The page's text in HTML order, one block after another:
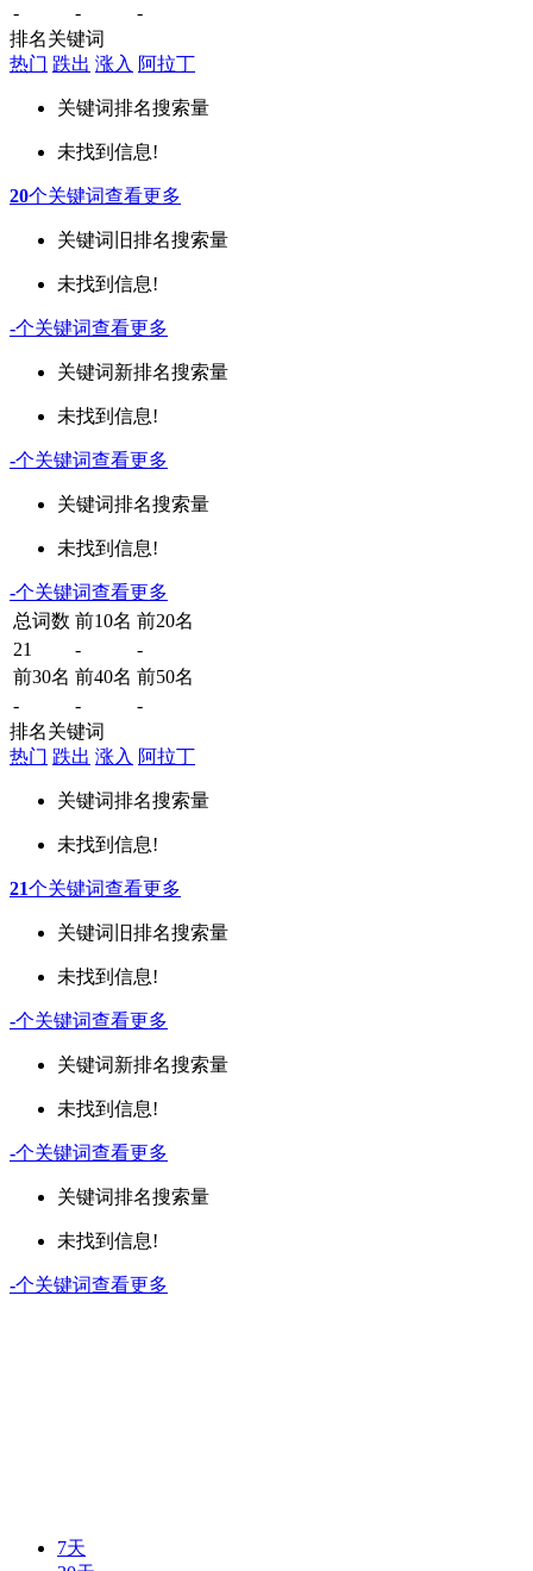
-
-
-
排名关键词
热门 跌出 涨入 阿拉丁
关键词排名搜索量
未找到信息!
20个关键词查看更多
关键词 旧排名搜索量
未找到信息!
-个关键词查看更多
关键词新排名搜索量
未找到信息!
-个关键词查看更多
关键词排名搜索量
未找到信息!
-个关键词查看更多
总词数 前10名 前20名
21
-
-
前30名 前40名 前50名
-
-
-
排名关键词
热门 跌出 涨入 阿拉丁
关键词排名搜索量
未找到信息!
21个关键词查看更多
关键词 旧排名搜索量
未找到信息!
-个关键词查看更多
关键词新排名搜索量
未找到信息!
-个关键词查看更多
关键词排名搜索量
未找到信息!
-个关键词查看更多
7天